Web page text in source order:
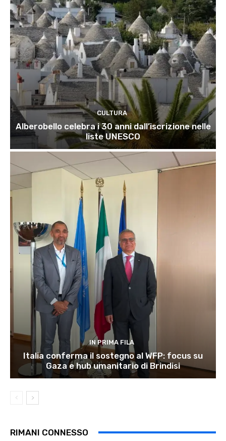
CULTURA
Alberobello celebra i 30 anni dall’iscrizione nelle
liste UNESCO
IN PRIMA FILA
Italia conferma il sostegno al WFP: focus su
Gaza e hub umanitario di Brindisi
RIMANI CONNESSO